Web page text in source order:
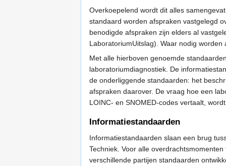
Overkoepelend wordt dit alles
standaard worden afspraken vastgelegd
benodigde afspraken zijn elders al
LaboratoriumUitslag). Waar nodig
Met alle hierboven genoemde
laboratoriumdiagnostiek. De
de onderliggende standaarden: het
afspraken daarover. De vraag hoe een
LOINC- en SNOMED-codes vertaalt,
Informatiestandaarden
Informatiestandaarden slaan een brug
Techniek. Voor alle
verschillende partijen standaarden